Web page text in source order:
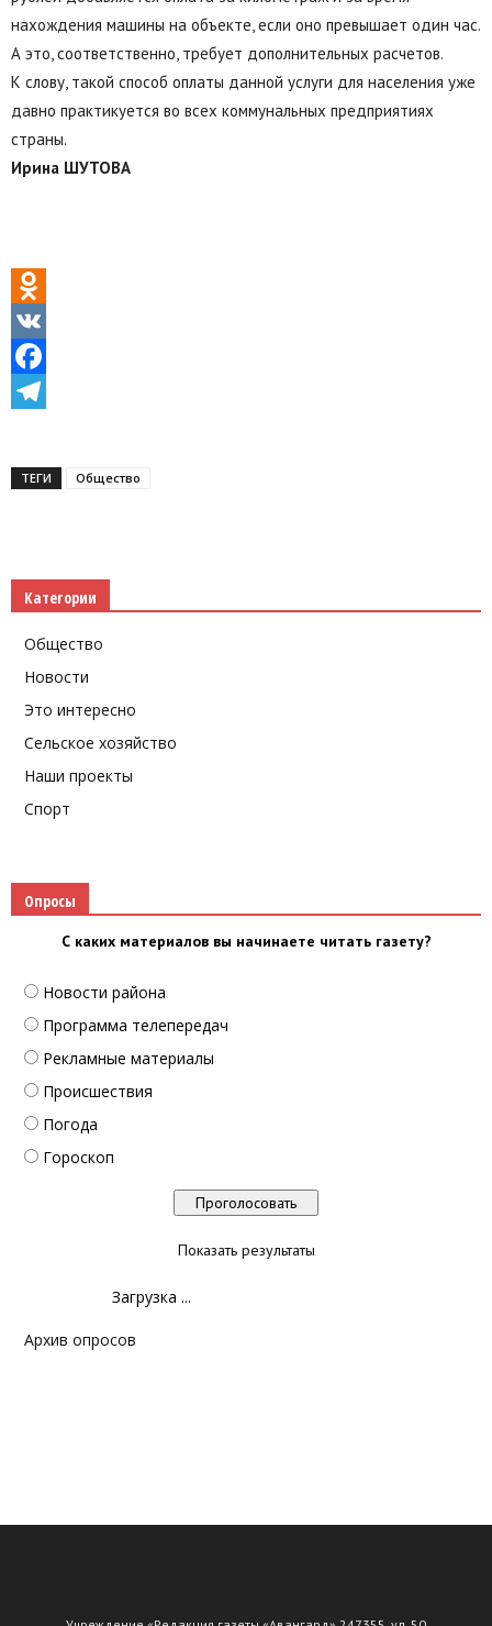
нахождения машины на объекте, если оно превышает один час.
А это, соответственно, требует дополнительных расчетов.
К слову, такой способ оплаты данной услуги для населения уже
давно практикуется во всех коммунальных предприятиях
страны.
Ирина ШУТОВА
Odnoklassniki
VK
Facebook
ТЕГИ Общество
Категории
Общество
Новости
Это интересно
Сельское хозяйство
Наши проекты
Спорт
Опросы
С каких материалов вы начинаете читать газету?
Новости района
Программа телепередач
Рекламные материалы
Происшествия
Погода
Гороскоп
Показать результаты
Загрузка ...
Архив опросов